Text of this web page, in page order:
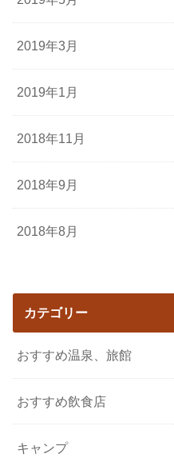
2019年3月
2019年1月
2018年11月
2018年9月
2018年8月
カテゴリー
おすすめ温泉、旅館
おすすめ飲食店
キャンプ